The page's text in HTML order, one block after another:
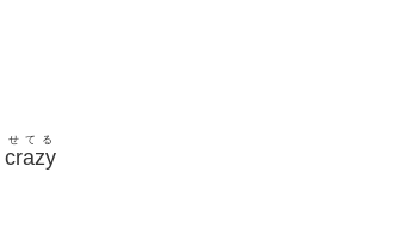
crazy
せてる